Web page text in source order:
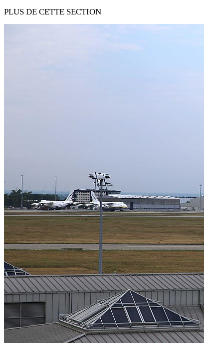
PLUS DE CETTE SECTION